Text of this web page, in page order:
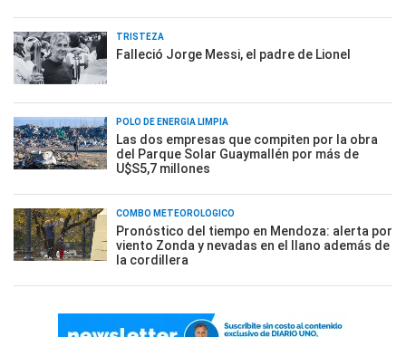
TRISTEZA
Falleció Jorge Messi, el padre de Lionel
POLO DE ENERGÍA LIMPIA
Las dos empresas que compiten por la obra
del Parque Solar Guaymallén por más de
U$S5,7 millones
COMBO METEOROLÓGICO
Pronóstico del tiempo en Mendoza: alerta por
viento Zonda y nevadas en el llano además de
la cordillera